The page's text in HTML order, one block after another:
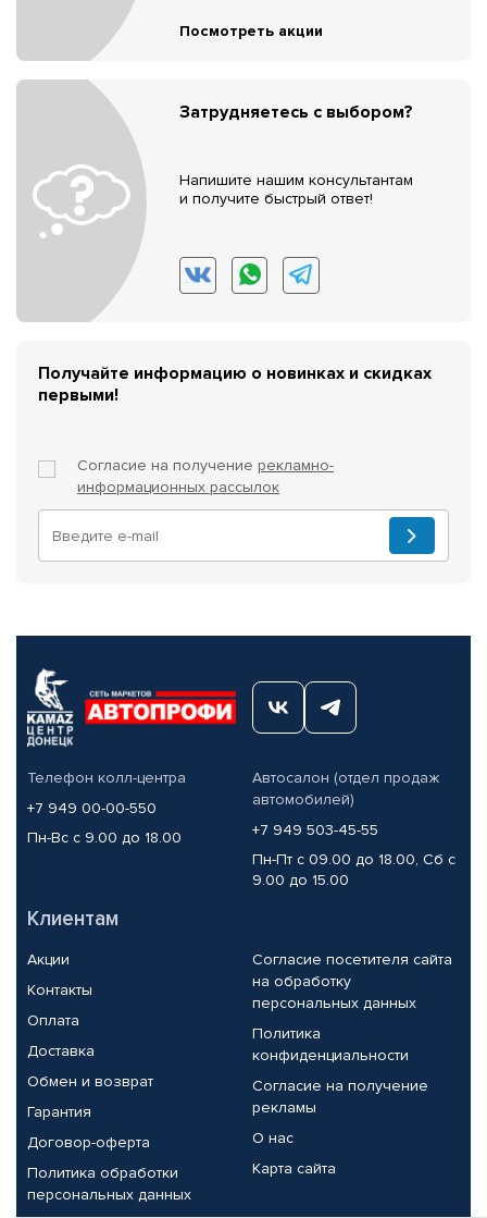
Посмотреть акции
Затрудняетесь с выбором?
Напишите нашим консультантам
и получите быстрый ответ!
Получайте информацию о новинках и скидках
первыми!
Согласие на получение рекламно-
информационных рассылок
Телефон колл-центра
+7 949 00-00-550
Пн-Вс с 9.00 до 18.00
Автосалон (отдел продаж
автомобилей)
+7 949 503-45-55
Пн-Пт с 09.00 до 18.00, Сб с
9.00 до 15.00
Клиентам
Акции
Контакты
Оплата
Доставка
Обмен и возврат
Гарантия
Договор-оферта
Политика обработки
персональных данных
Согласие посетителя сайта
на обработку
персональных данных
Политика
конфиденциальности
Согласие на получение
рекламы
О нас
Карта сайта